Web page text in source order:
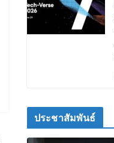
ประชาสัมพันธ์